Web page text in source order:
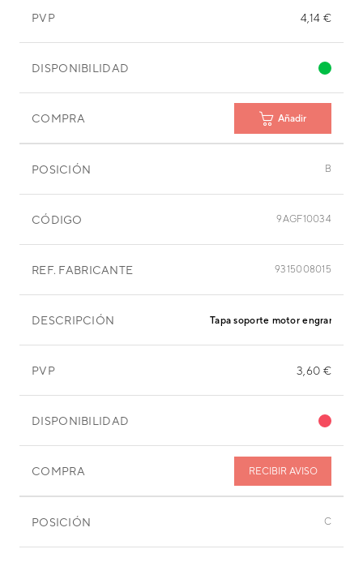
PVP 4,14 €
DISPONIBILIDAD
COMPRA Añadir
POSICIÓN B
CÓDIGO 9AGF10034
REF. FABRICANTE 9315008015
DESCRIPCIÓN Tapa soporte motor engranaje
PVP 3,60 €
DISPONIBILIDAD
COMPRA RECIBIR AVISO
POSICIÓN C